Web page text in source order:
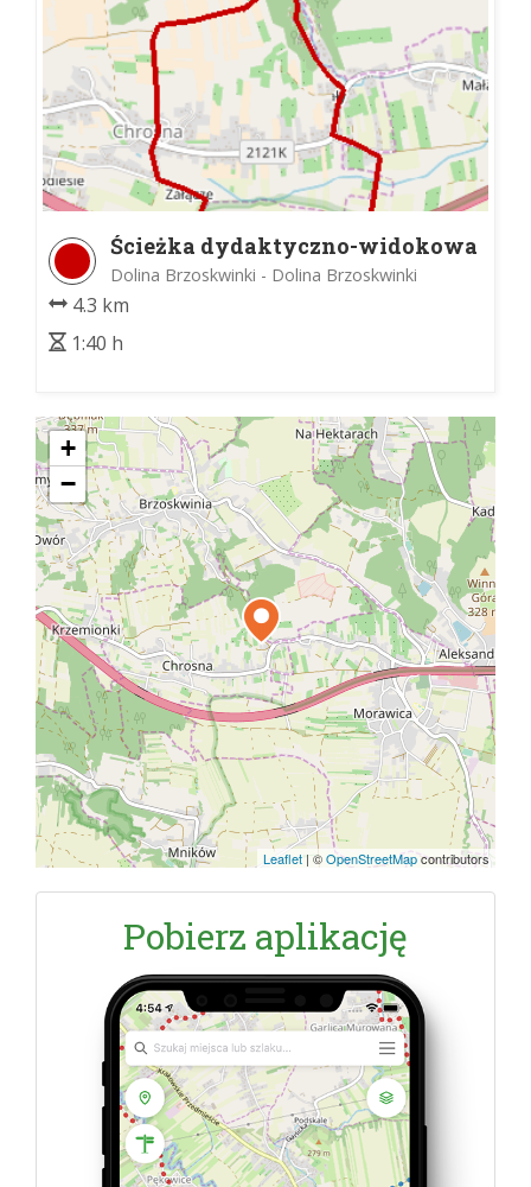
Ścieżka dydaktyczno-widokowa
Chrośnianeczka
Dolina Brzoskwinki - Dolina Brzoskwinki
4.3 km
1:40 h
+
−
Leaflet | ©OpenStreetMapcontributors
Pobierz aplikację